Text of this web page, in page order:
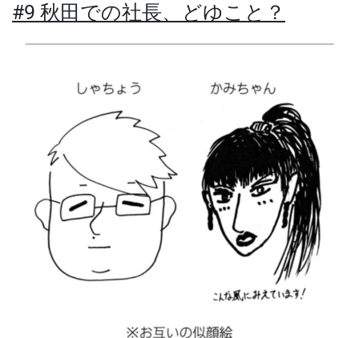
#9 秋田での社長、どゆこと？